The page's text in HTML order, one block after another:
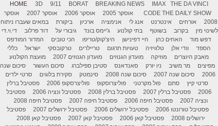
HOME 3D 9/11 BORAT BREAKING NEWS IMAX
THE DA VINCI
CODE THE DAILY SHOW אוסקר 2005 אוסקר 2006 אוסקר 2007
אוסקר
2008
אורחים אינטרנט אנג לי אנימציה ארכיון ביקורת
במאים שעברו ניתוח
לשינוי מין
בקרוב בשוטף בתי קולנוע ג'יימס בונד גיבורי על דוד פרלוב
די.וי.די
דפש מוד
האחים כהן היי דפינישן היצ'קוק/טריפו הכי טובים
המדור המודפס
הספד
וודי אלן טלוויזיה טעויות תרגום טריילרים טרקובסקי ישראל
כללי
מאבק היוצרים
מוזיקה מועדון הגנוזים מועדון הגנוזים 2007
מועצת הקולנוע
מפיצים
מר משיב ניו יורק סאנדאנס סטיבן ספילברג סיכום העשור
סיכום שנה
2006
סיכום שנה 2007 סיכום שנה 2008 סינמטק סקירת בלוגים
סרטי ילדים
סרטי קיץ
סתם פול מקרטני פוליצרוסקופ פוליצרסקופ 2006
פסטיבל ברלין
2006
פסטיבל ברלין 2007 פסטיבל ברלין 2008 פסטיבל ונציה 2006
פסטיבל
ונציה 2007
פסטיבל חיפה 2006 פסטיבל חיפה 2007
פסטיבל חיפה 2008
פסטיבל טורונטו 2006
פסטיבל ירושלים 2006 פסטיבל ירושלים 2007
פסטיבל
ירושלים 2008
פסטיבל קאן 2006 פסטיבל קאן 2007
פסטיבל קאן 2008